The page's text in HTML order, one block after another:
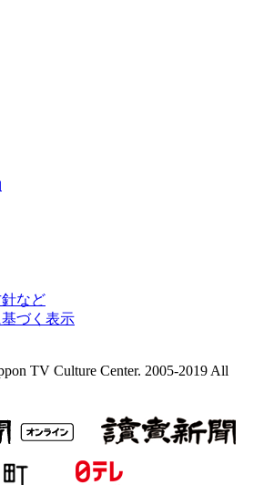
など
づく表示
TV Culture Center. 2005-2019 All